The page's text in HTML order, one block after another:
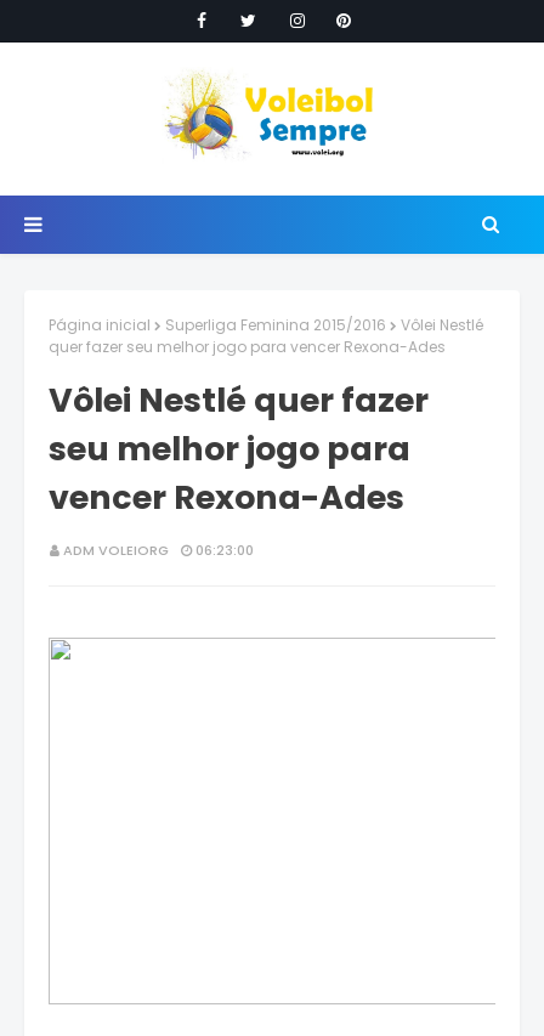
Página inicial Superliga Feminina 2015/2016
Vôlei Nestlé
quer fazer seu melhor jogo para vencer Rexona-Ades
Vôlei Nestlé quer fazer
seu melhor jogo para
vencer Rexona-Ades
ADM VOLEIORG 06:23:00